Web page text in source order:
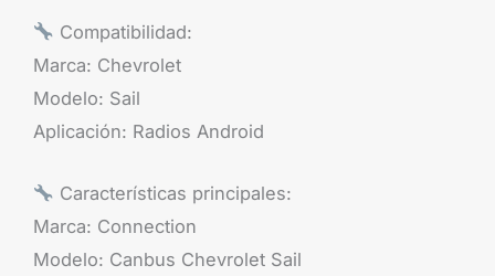
Compatibilidad:
Marca: Chevrolet
Modelo: Sail
Aplicación: Radios Android
Características principales:
Marca: Connection
Modelo: Canbus Chevrolet Sail